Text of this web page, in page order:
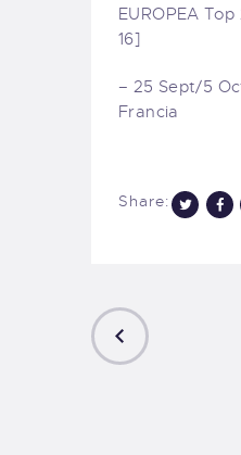
EUROPEA
16]
– 25 Sept/5
Francia
Share: